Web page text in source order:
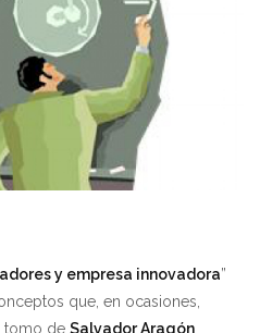
y empresa innovadora”
que, en ocasiones,
tomo de Salvador Aragón